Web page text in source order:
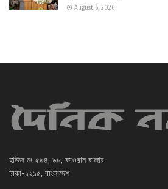
August 6, 2026
হাউজ নং ৫৯৪, ৯৮, কাওরান বাজার
ঢাকা-১২১৫, বাংলাদেশ